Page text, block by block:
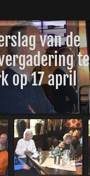
van de
te
op 17 april